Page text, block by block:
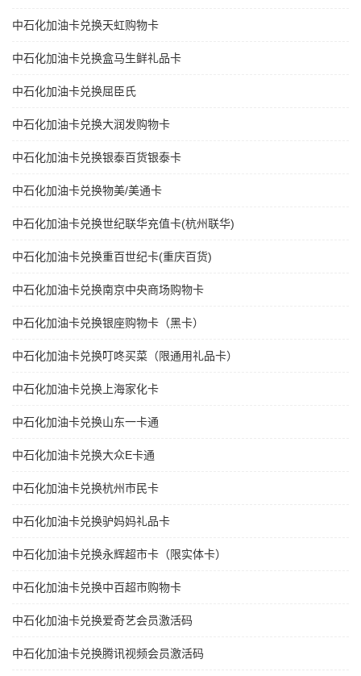
中石化加油卡兑换天虹购物卡
中石化加油卡兑换盒马生鲜礼品卡
中石化加油卡兑换屈臣氏
中石化加油卡兑换大润发购物卡
中石化加油卡兑换银泰百货银泰卡
中石化加油卡兑换物美/美通卡
中石化加油卡兑换世纪联华充值卡(杭州联华)
中石化加油卡兑换重百世纪卡(重庆百货)
中石化加油卡兑换南京中央商场购物卡
中石化加油卡兑换银座购物卡（黑卡）
中石化加油卡兑换叮咚买菜（限通用礼品卡）
中石化加油卡兑换上海家化卡
中石化加油卡兑换山东一卡通
中石化加油卡兑换大众E卡通
中石化加油卡兑换杭州市民卡
中石化加油卡兑换驴妈妈礼品卡
中石化加油卡兑换永辉超市卡（限实体卡）
中石化加油卡兑换中百超市购物卡
中石化加油卡兑换爱奇艺会员激活码
中石化加油卡兑换腾讯视频会员激活码